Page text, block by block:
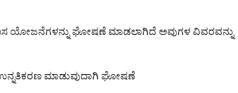
ಯೋಜನೆಗಳನ್ನು ಘೋಷಣೆ ಮಾಡಲಾಗಿದೆ ಅವುಗಳ ವಿವರವನ್ನು
ಮಾಡುವುದಾಗಿ ಘೋಷಣೆ